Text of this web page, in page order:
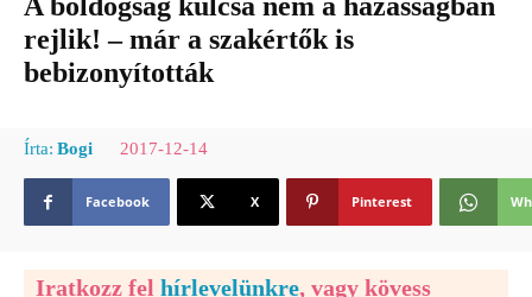
rejlik! – már a szakértők is
bebizonyították
Írta: Bogi 2017-12-14
Facebook X Pinterest
Iratkozz fel hírlevelünkre, vagy kövess